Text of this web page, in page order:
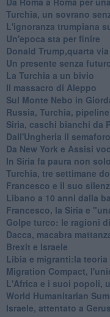
Turchia, un sovrano
L'ignoranza trumpiana
Un'epoca sta per finire
Donald Trump,quarta
Un presente senza
La Turchia a un bivio
Il massacro di Aleppo
Sul Monte Nebo in
Russia, Turchia,
Siria, caschi bianchi da
Dall'Ungheria il
Da New York e Assisi
In Siria fa paura non
Turchia, tre settimane
Francesco e il suo
Libano a 10 anni dalla
Francesco, la Siria e
Golpe turco: le ragioni
Dacca, macabra
Brexit e Israele
Libia e migranti:la
Migration Compact,
L'Africa e i suoi popoli,
World Humanitarian
Israele, attentato a